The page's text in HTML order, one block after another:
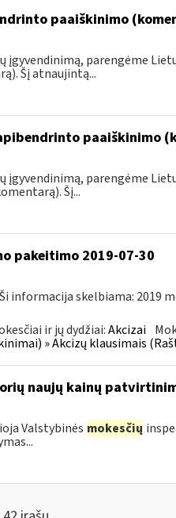
paaiškinimo
įgyvendinimą, parengėme
Šį atnaujintą...
paaiškinimo
įgyvendinimą, parengėme
Šį...
pakeitimo 2019-07-30
informacija skelbiama: 2019
ir jų dydžiai:Akcizai
» Akcizų klausimais
naujų kainų
Valstybinės mokesčių